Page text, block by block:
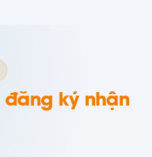
đăng ký nhận